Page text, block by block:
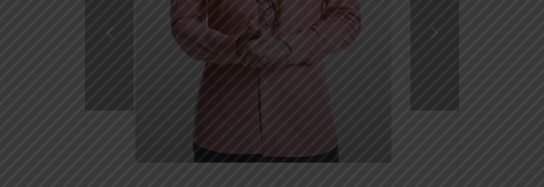
TIENE
MÚLTIPLES
PUEDEN